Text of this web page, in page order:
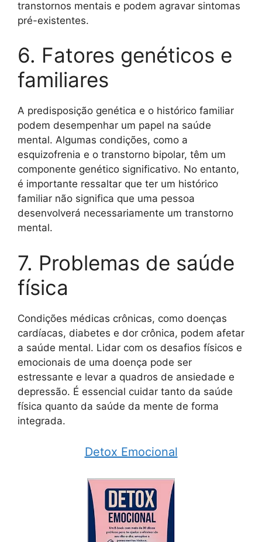
transtornos mentais e podem agravar sintomas
pré-existentes.
6. Fatores genéticos e
familiares
A predisposição genética e o histórico familiar
podem desempenhar um papel na saúde
mental. Algumas condições, como a
esquizofrenia e o transtorno bipolar, têm um
componente genético significativo. No entanto,
é importante ressaltar que ter um histórico
familiar não significa que uma pessoa
desenvolverá necessariamente um transtorno
mental.
7. Problemas de saúde
física
Condições médicas crônicas, como doenças
cardíacas, diabetes e dor crônica, podem afetar
a saúde mental. Lidar com os desafios físicos e
emocionais de uma doença pode ser
estressante e levar a quadros de ansiedade e
depressão. É essencial cuidar tanto da saúde
física quanto da saúde da mente de forma
integrada.
Detox Emocional